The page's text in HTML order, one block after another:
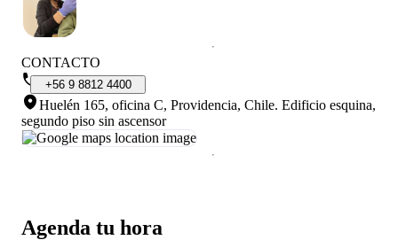
Agenda tu hora
CONTACTO
+56 9 8812 4400
Huelén 165, oficina C, Providencia, Chile. Edificio esquina,
segundo piso sin ascensor